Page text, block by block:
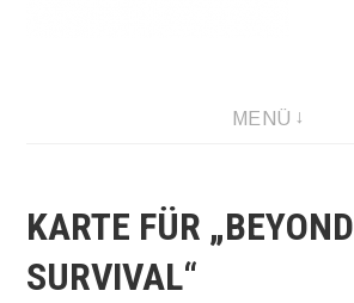
MENÜ
KARTE FÜR „BEYOND
SURVIVAL“